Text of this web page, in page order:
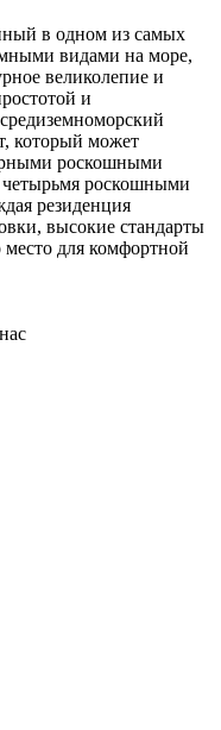
в одном из самых
видами на море,
великолепие и
и
который может
роскошными
четырьмя роскошными
резиденция
высокие стандарты
для комфортной